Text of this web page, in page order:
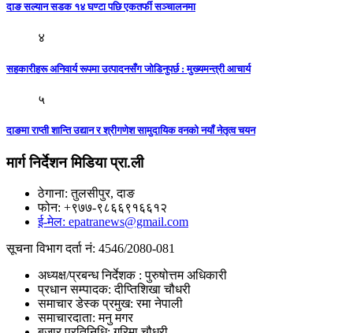
दाङ सल्यान सडक १४ घण्टा पछि एकतर्फी सञ्चालनमा
४
सहकारीहरू अनिवार्य रूपमा उत्पादनसँग जोडिनुपर्छ : मुख्यमन्त्री आचार्य
५
दाङमा राप्ती शान्ति उद्यान र श्रीगणेश सामुदायिक वनको नयाँ नेतृत्व चयन
मार्ग निर्देशन मिडिया प्रा.ली
ठेगाना: तुलसीपुर, दाङ
फोन: +९७७-९८६६९१६६१२
ई-मेल: epatranews@gmail.com
सूचना विभाग दर्ता नं: 4546/2080-081
अध्यक्ष/प्रबन्ध निर्देशक : पुरुषोत्तम अधिकारी
प्रधान सम्पादक: दीप्तिशिखा चौधरी
समाचार डेस्क प्रमुख: रमा नेपाली
समाचारदाता: मनु मगर